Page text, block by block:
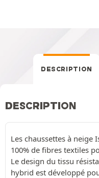
DESCRIPTION
DESCRIPTION
Les chaussettes à neige
100% de fibres textiles
Le design du tissu
hybrid est développé